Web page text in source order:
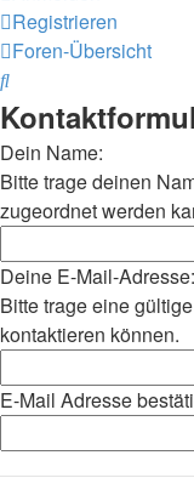
Registrieren
Foren-Übersicht
Suche
Dein Name:
Bitte trage deinen
zugeordnet werden
Deine E-Mail-Adresse:
Bitte trage eine
kontaktieren können.
E-Mail Adresse